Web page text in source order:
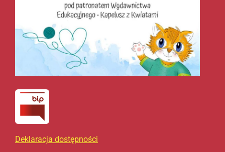
Deklaracja dostępności